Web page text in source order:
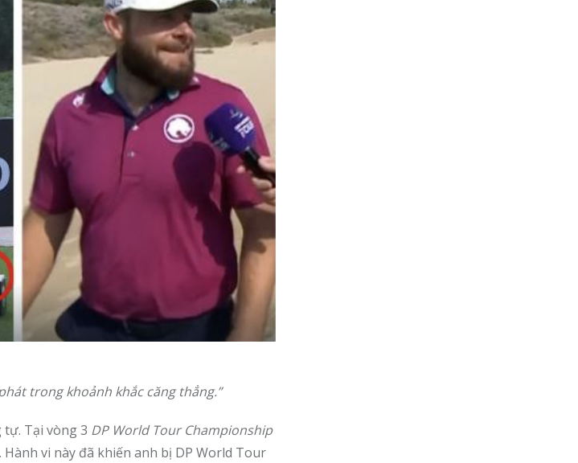
trong khoảnh khắc căng thẳng.”
Tại vòng 3 DP World Tour Championship
vi này đã khiến anh bị DP World Tour